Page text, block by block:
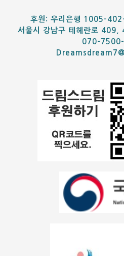
후원: 우리은행 1005-
서울시 강남구 테헤란로 409,
070-